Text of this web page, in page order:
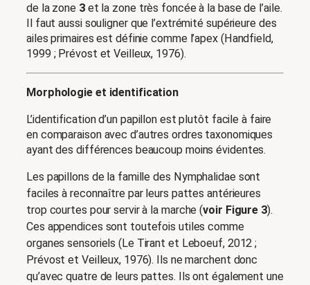
de la zone 3et la zone très foncée à la base de l’aile.
Il faut aussi souligner que l’extrémité supérieure des
ailes primaires est définie comme l’apex (Handfield,
1999 ; Prévost et Veilleux, 1976).
Morphologie et identification
L’identification d’un papillon est plutôt facile à faire
en comparaison avec d’autres ordres taxonomiques
ayant des différences beaucoup moins évidentes.
Les papillons de la famille des Nymphalidae sont
faciles à reconnaître par leurs pattes antérieures
trop courtes pour servir à la marche (voir Figure 3).
Ces appendices sont toutefois utiles comme
organes sensoriels (Le Tirant et Leboeuf, 2012 ;
Prévost et Veilleux, 1976). Ils ne marchent donc
qu’avec quatre de leurs pattes. Ils ont également une